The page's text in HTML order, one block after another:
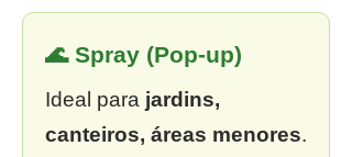
🌊 Spray (Pop-up)
Ideal para jardins,
canteiros, áreas menores.